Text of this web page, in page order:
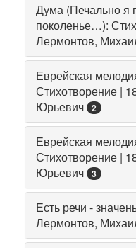
Дума (Печально я
поколенье…):
Лермонтов,
Еврейская
Стихотворение |
Юрьевич
2
Еврейская
Стихотворение |
Юрьевич
3
Есть речи -
Лермонтов,